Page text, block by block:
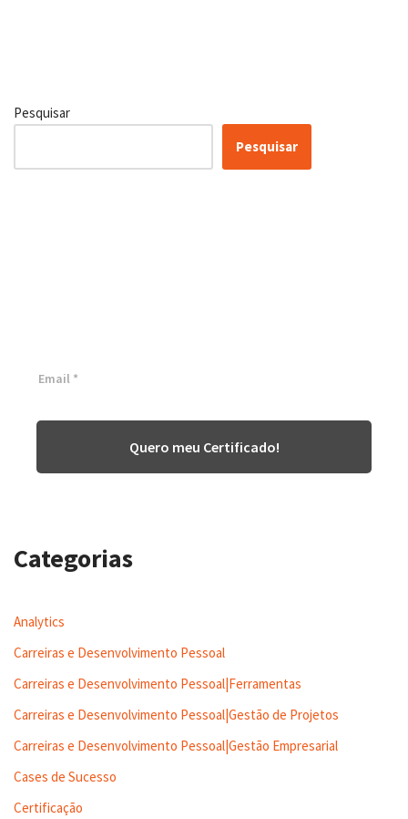
Pesquisar
Pesquisar
Quero meu Certificado!
Categorias
Analytics
Carreiras e Desenvolvimento Pessoal
Carreiras e Desenvolvimento Pessoal|Ferramentas
Carreiras e Desenvolvimento Pessoal|Gestão de Projetos
Carreiras e Desenvolvimento Pessoal|Gestão Empresarial
Cases de Sucesso
Certificação